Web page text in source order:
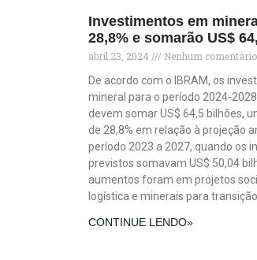
Investimentos em
28,8% e somarão US$
abril 23, 2024
Nenhum comentário
De acordo com o IBRAM, os
mineral para o período 2024-
devem somar US$ 64,5 bilhões,
de 28,8% em relação à projeção
período 2023 a 2027, quando os
previstos somavam US$ 50,04
aumentos foram em projetos
logística e minerais para
CONTINUE LENDO»